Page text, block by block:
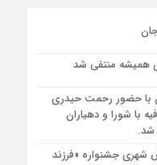
آقای شهید ایران – مشهد
– مشهد
همیشه منتفی شد
با حضور رحمت حیدری
با شورا و دهیاران
شد.
شهری جشنواره «فرزند